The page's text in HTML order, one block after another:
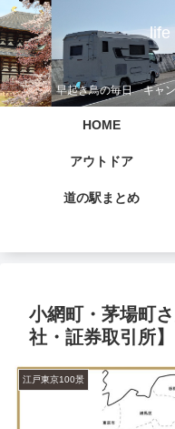
life
早起き鳥の毎日 キャ
HOME
アウトドア
道の駅まとめ
小網町・茅場町
社・証券取引所】
江戸東京100景